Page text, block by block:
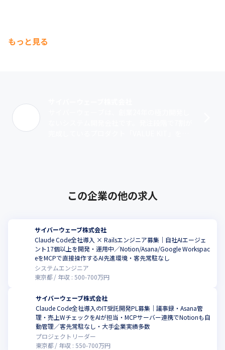
もっと見る
この企業の他の求人
サイバーウェーブ株式会社
Claude Code全社導入 × Railsエンジニア募集｜自社AIエージェ
ント17個以上を開発・運用中／Notion/Asana/Google Workspac
eをMCPで直接操作するAI先進環境・客先常駐なし
システムエンジニア
東京都
年収 : 500-700万円
サイバーウェーブ株式会社
Claude Code全社導入のIT受託開発PL募集｜議事録・Asana管
理・売上WチェックをAIが担当・MCPサーバー連携でNotionも自
動管理／客先常駐なし・大手企業実績多数
プロジェクトリーダー
東京都
年収 : 550-700万円